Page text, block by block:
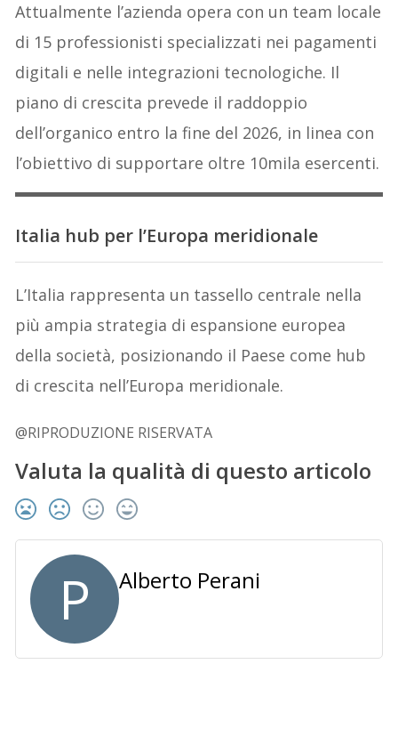
Attualmente l’azienda opera con un team locale
di 15 professionisti specializzati nei pagamenti
digitali e nelle integrazioni tecnologiche. Il
piano di crescita prevede il raddoppio
dell’organico entro la fine del 2026, in linea con
l’obiettivo di supportare oltre 10mila esercenti.
Italia hub per l’Europa meridionale
L’Italia rappresenta un tassello centrale nella
più ampia strategia di espansione europea
della società, posizionando il Paese come hub
di crescita nell’Europa meridionale.
@RIPRODUZIONE RISERVATA
Valuta la qualità di questo articolo
P Alberto Perani